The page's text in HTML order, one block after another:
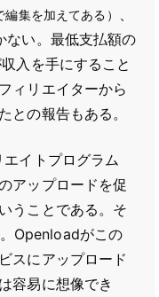
集を加えてある）
、
ない。最低支払額の
入を手にすること
ィリエイターから
との報告もある。
イトプログラム
アップロードを促
うことである。そ
Openloadがこの
スにアップロード
容易に想像でき